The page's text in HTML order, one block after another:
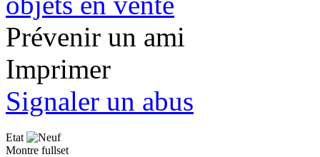
Prévenir un ami
Imprimer
Signaler un abus
Etat
Montre fullset